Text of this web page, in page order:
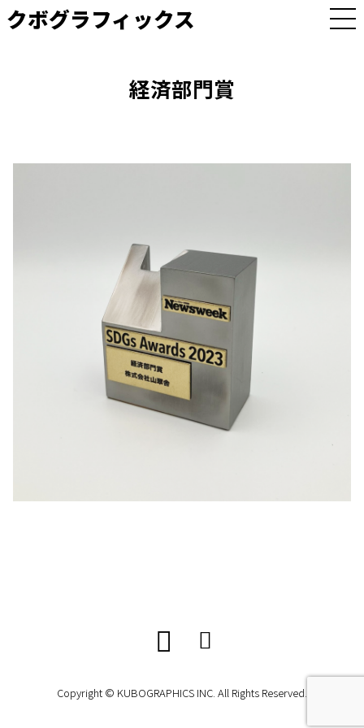
クボグラフィックス
M
E
経済部門賞
Copyright © KUBOGRAPHICS INC. All Rights Reserved.